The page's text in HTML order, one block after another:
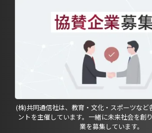
(株)共同通信社は、教育・文化・スポーツなど
ントを主催しています。一緒に未来社会を創
業を募集しています。